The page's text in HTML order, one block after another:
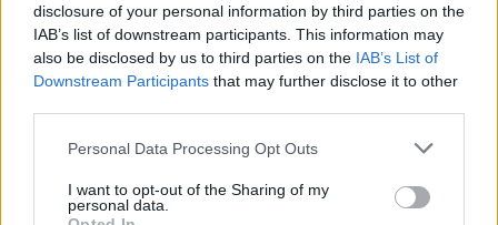
disclosure of your personal information by third parties on the
IAB’s list of downstream participants. This information may
also be disclosed by us to third parties on the IAB’s List of
Downstream Participants that may further disclose it to other
Personal Data Processing Opt Outs
I want to opt-out of the Sharing of my
personal data.
καθαρές ροές ύψους 8,1 δισεκ. ευρώ. Εδικότερα
τον Αύγουστο στις άμεσες ξένες επενδύσεις που
πραγματοποιήθηκαν στη χώρα περιλαμβάνουν
και την ανταλλαγή των μετοχών της Metlen
Energy & Metals PLC για την απόκτηση των
& Metals Α.Ε.